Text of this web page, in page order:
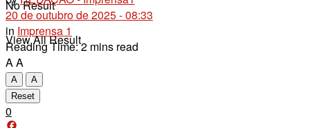
No Result
View All Result
20 de outubro de 2025 - 08:33
in Imprensa 1
Reading Time: 2 mins read
AA
A
A
Reset
0